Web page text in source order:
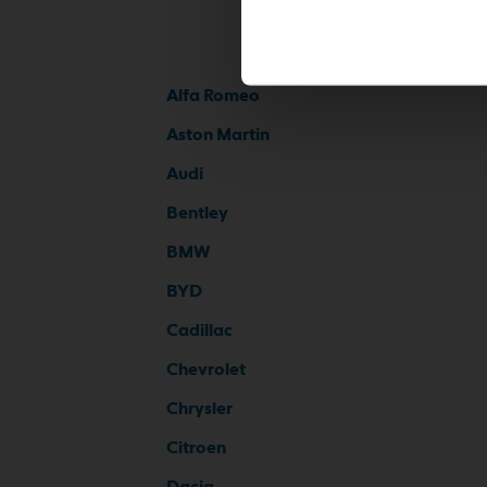
Alfa Romeo
Aston Martin
Audi
Bentley
BMW
BYD
Cadillac
Chevrolet
Chrysler
Citroen